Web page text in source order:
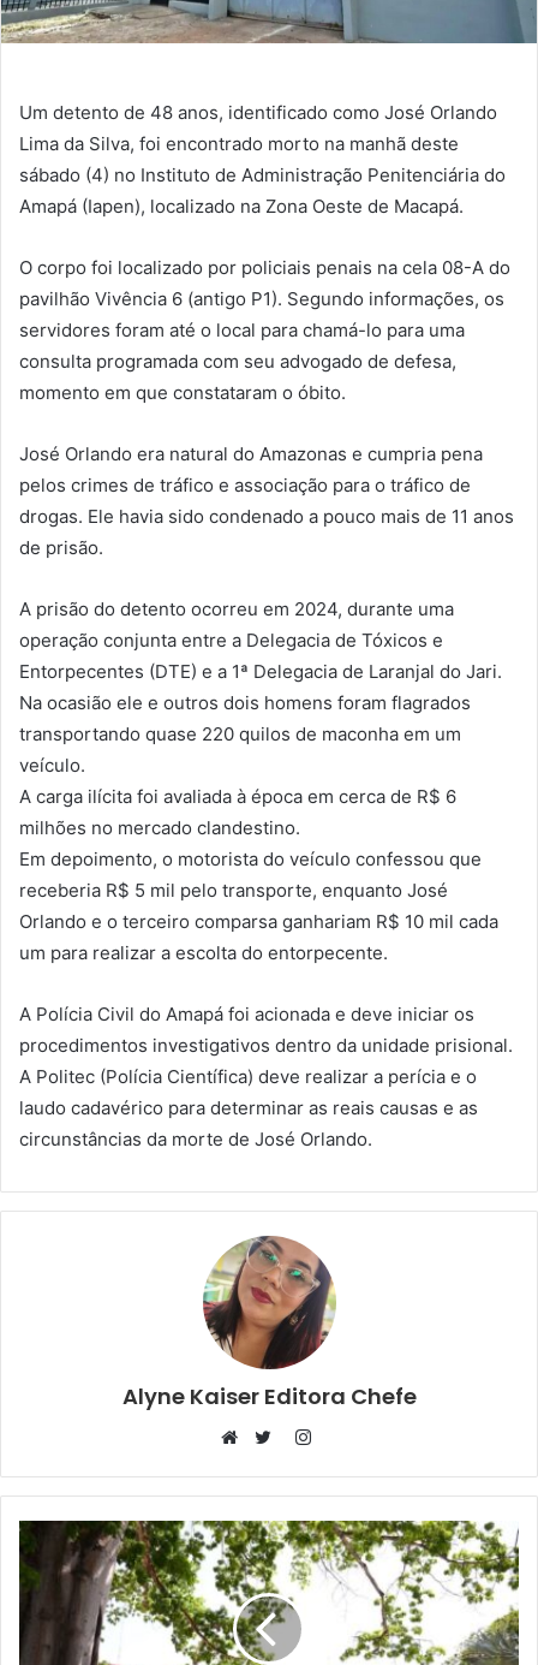
Um detento de 48 anos, identificado como José Orlando
Lima da Silva, foi encontrado morto na manhã deste
sábado (4) no Instituto de Administração Penitenciária do
Amapá (Iapen), localizado na Zona Oeste de Macapá.
O corpo foi localizado por policiais penais na cela 08-A do
pavilhão Vivência 6 (antigo P1). Segundo informações, os
servidores foram até o local para chamá-lo para uma
consulta programada com seu advogado de defesa,
momento em que constataram o óbito.
José Orlando era natural do Amazonas e cumpria pena
pelos crimes de tráfico e associação para o tráfico de
drogas. Ele havia sido condenado a pouco mais de 11 anos
de prisão.
A prisão do detento ocorreu em 2024, durante uma
operação conjunta entre a Delegacia de Tóxicos e
Entorpecentes (DTE) e a 1ª Delegacia de Laranjal do Jari.
Na ocasião ele e outros dois homens foram flagrados
transportando quase 220 quilos de maconha em um
veículo.
A carga ilícita foi avaliada à época em cerca de R$ 6
milhões no mercado clandestino.
Em depoimento, o motorista do veículo confessou que
receberia R$ 5 mil pelo transporte, enquanto José
Orlando e o terceiro comparsa ganhariam R$ 10 mil cada
um para realizar a escolta do entorpecente.
A Polícia Civil do Amapá foi acionada e deve iniciar os
procedimentos investigativos dentro da unidade prisional.
A Politec (Polícia Científica) deve realizar a perícia e o
laudo cadavérico para determinar as reais causas e as
circunstâncias da morte de José Orlando.
Alyne Kaiser Editora Chefe
Instagram